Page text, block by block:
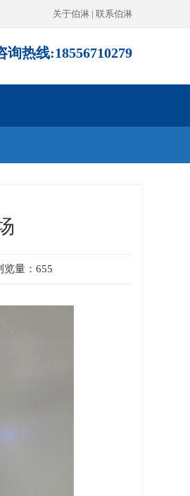
关于伯淋 | 联系伯淋
询热线:18556710279
览量：655